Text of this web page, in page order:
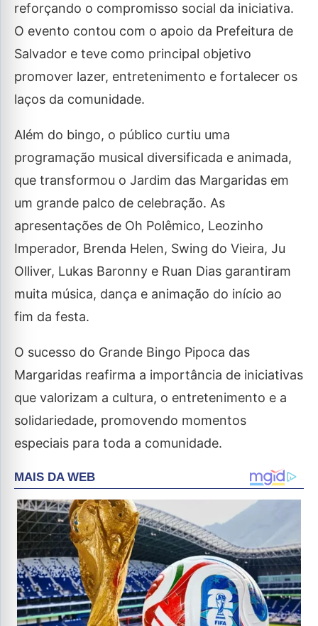
reforçando o compromisso social da iniciativa.
O evento contou com o apoio da Prefeitura de
Salvador e teve como principal objetivo
promover lazer, entretenimento e fortalecer os
laços da comunidade.
Além do bingo, o público curtiu uma
programação musical diversificada e animada,
que transformou o Jardim das Margaridas em
um grande palco de celebração. As
apresentações de Oh Polêmico, Leozinho
Imperador, Brenda Helen, Swing do Vieira, Ju
Olliver, Lukas Baronny e Ruan Dias garantiram
muita música, dança e animação do início ao
fim da festa.
O sucesso do Grande Bingo Pipoca das
Margaridas reafirma a importância de iniciativas
que valorizam a cultura, o entretenimento e a
solidariedade, promovendo momentos
especiais para toda a comunidade.